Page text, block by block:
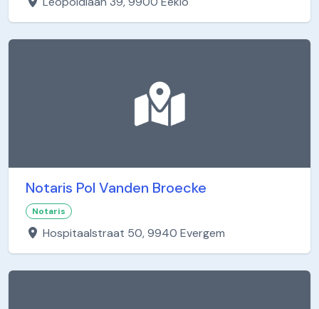
Notaris Pol Vanden Broecke
Notaris
Hospitaalstraat 50, 9940 Evergem